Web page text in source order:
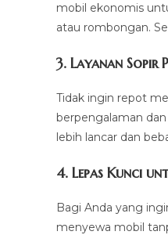
mobil ekonomis
atau rombongan.
3. Layanan Sopir
Tidak ingin repot
berpengalaman
lebih lancar dan
4. Lepas Kunci
Bagi Anda yang
menyewa mobil